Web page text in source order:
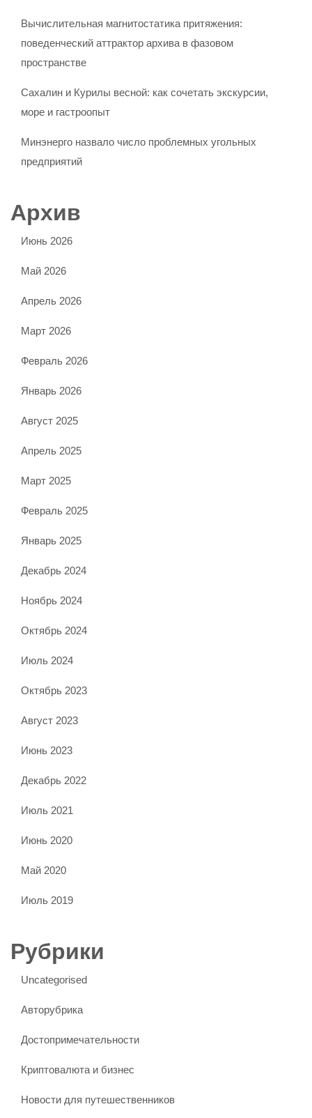
Вычислительная магнитостатика притяжения:
поведенческий аттрактор архива в фазовом
пространстве
Сахалин и Курилы весной: как сочетать экскурсии,
море и гастроопыт
Минэнерго назвало число проблемных угольных
предприятий
Архив
Июнь 2026
Май 2026
Апрель 2026
Март 2026
Февраль 2026
Январь 2026
Август 2025
Апрель 2025
Март 2025
Февраль 2025
Январь 2025
Декабрь 2024
Ноябрь 2024
Октябрь 2024
Июль 2024
Октябрь 2023
Август 2023
Июнь 2023
Декабрь 2022
Июль 2021
Июнь 2020
Май 2020
Июль 2019
Рубрики
Uncategorised
Авторубрика
Достопримечательности
Криптовалюта и бизнес
Новости для путешественников